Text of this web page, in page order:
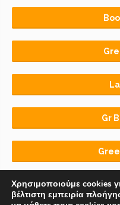
Gr
Χρησιμοποιούμε cookies
βέλτιστη εμπειρία